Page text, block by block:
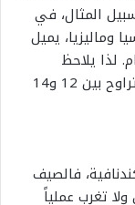
المثال، في
وماليزيا، يميل
لذا يلاحظ
المسلمون هناك أن ساعات الصيام غالباً ما تتراوح بين 12 و14
فالصيف
تغرب عملياً